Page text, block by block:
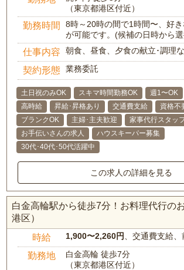
（東京都港区付近）
勤務時間
8時～20時の間で1時間〜、好
が可能です。(候補の日時から
仕事内容 朝食、昼食、夕食の献立･調理
契約形態 業務委託
土日祝のみOK スキマ時間勤務OK 週1〜OK
高時給
昇給･昇格あり 交通費支給 資格不
ブランクOK
主婦･主夫歓迎
家事代行スタッ
お手伝いさんの求人
ハウスキーパー募集
30代･40代･50代活躍中
この求人の詳細を見る
白金高輪駅から徒歩7分！お料理代行の
港区）
時給 1,900〜2,260円 、交通費支給
勤務地
白金高輪 徒歩7分
（東京都港区付近）